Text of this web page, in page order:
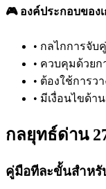
🎮 องค์ประกอบของ
• กลไกการจับ
• ควบคุมด้วยก
• ต้องใช้การว
• มีเงื่อนไขด้า
กลยุทธ์ด่าน
คู่มือทีละขั้นสำหรั